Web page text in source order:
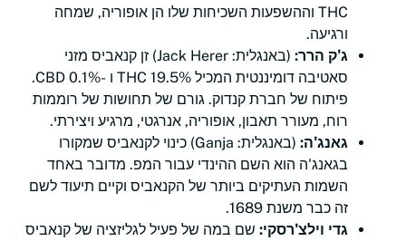
THC וההשפעות השכיחות שלו הן אופוריה, שמחה
ורגיעה.
ג'ק הרר:
(באנגלית: Jack Herer) זן קנאביס מזני
סאטיבה דומיננטית המכיל 19.5% THC ו -0.1% CBD.
פיתוח של חברת קנדוק. גורם של תחושות של רוממות
רוח, מעורר תאבון, אופוריה, אנרגטי, מרגיע ויצירתי.
גאנג'ה:
(באנגלית: Ganja) כינוי לקנאביס שמקורו
בגאנג'ה הוא השם ההינדי עבור המפ. מדובר באחד
השמות העתיקים ביותר של הקנאביס וקיים תיעוד לשם
זה כבר משנת 1689.
גדי וילצ'רסקי: שם במה של פעיל לגליזציה של קנאביס